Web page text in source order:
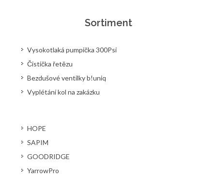
Sortiment
Vysokotlaká pumpička 300Psi
Čistička řetězu
Bezdušové ventilky b!uniq
Vyplétání kol na zakázku
HOPE
SAPIM
GOODRIDGE
YarrowPro